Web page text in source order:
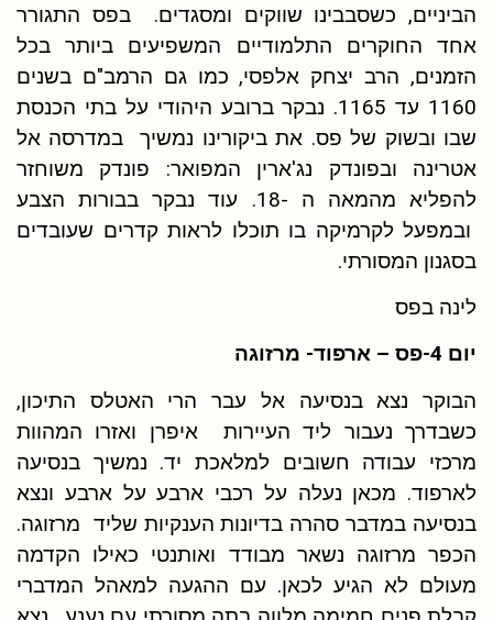
הביניים, כשסבבינו שווקים ומסגדים. בפס התגורר
אחד החוקרים התלמודיים המשפיעים ביותר בכל
הזמנים, הרב יצחק אלפסי, כמו גם הרמב"ם בשנים
1160 עד 1165. נבקר ברובע היהודי על בתי הכנסת
שבו ובשוק של פס. את ביקורינו נמשיך במדרסה אל
אטרינה ובפונדק נג'ארין המפואר: פונדק משוחזר
להפליא מהמאה ה -18. עוד נבקר בבורות הצבע
ובמפעל לקרמיקה בו תוכלו לראות קדרים שעובדים
בסגנון המסורתי.
לינה בפס
יום 4-פס – ארפוד- מרזוגה
הבוקר נצא בנסיעה אל עבר הרי האטלס התיכון,
כשבדרך נעבור ליד העיירות איפרן ואזרו המהוות
מרכזי עבודה חשובים למלאכת יד. נמשיך בנסיעה
לארפוד. מכאן נעלה על רכבי ארבע על ארבע ונצא
בנסיעה במדבר סהרה בדיונות הענקיות שליד מרזוגה.
הכפר מרזוגה נשאר מבודד ואותנטי כאילו הקדמה
מעולם לא הגיע לכאן. עם ההגעה למאהל המדברי